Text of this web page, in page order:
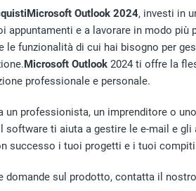
Microsoft Outlook 2024, investi in
appuntamenti e a lavorare in modo
le funzionalità di cui hai bisogno per
Microsoft Outlook 2024 ti offre la
professionale e personale.
un professionista, un imprenditore o
software ti aiuta a gestire le e-mail e
successo i tuoi progetti e i tuoi
domande sul prodotto, contatta il